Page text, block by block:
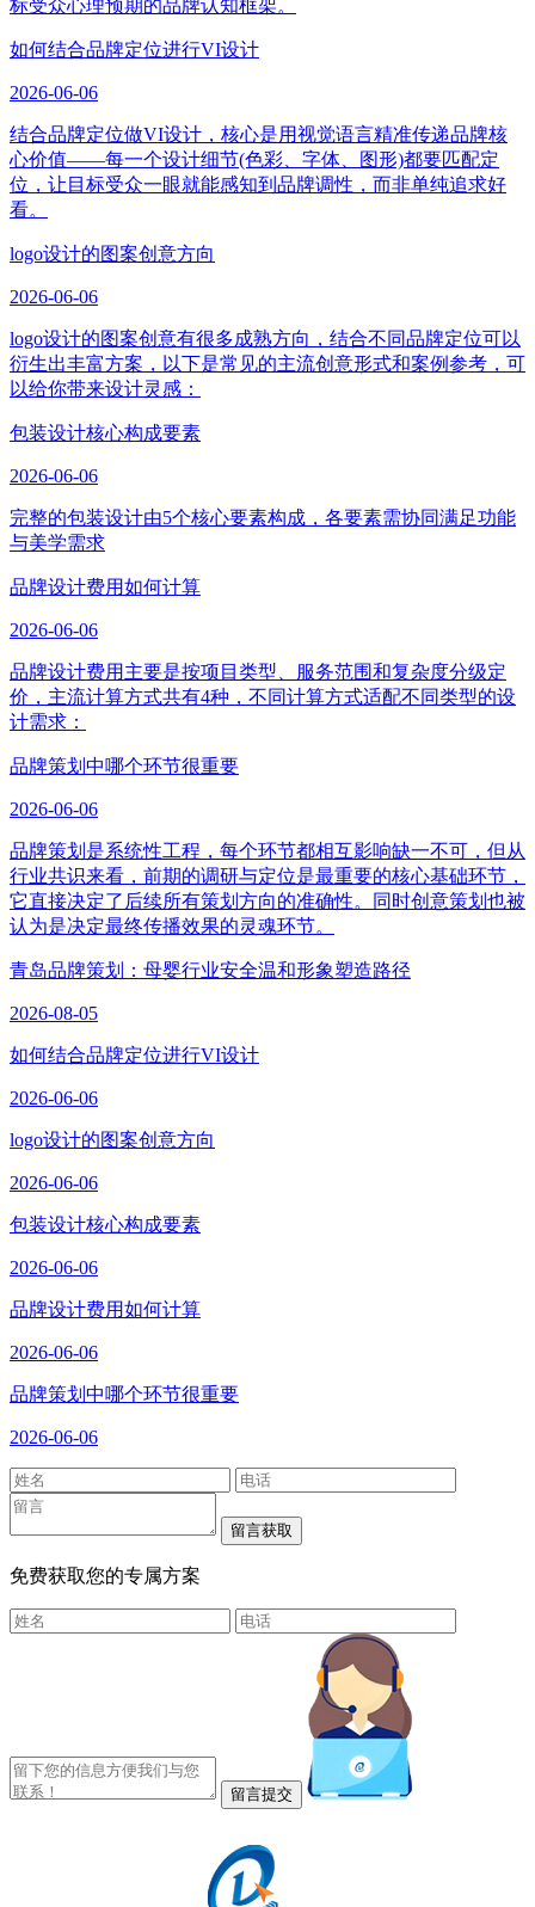
标受众心理预期的品牌认知框架。
如何结合品牌定位进行VI设计
2026-06-06
结合品牌定位做VI设计，核心是用视觉语言精准传递品牌核
心价值——每一个设计细节(色彩、字体、图形)都要匹配定
位，让目标受众一眼就能感知到品牌调性，而非单纯追求好
看。
logo设计的图案创意方向
2026-06-06
logo设计的图案创意有很多成熟方向，结合不同品牌定位可以
衍生出丰富方案，以下是常见的主流创意形式和案例参考，可
以给你带来设计灵感：
包装设计核心构成要素
2026-06-06
完整的包装设计由5个核心要素构成，各要素需协同满足功能
与美学需求
品牌设计费用如何计算
2026-06-06
品牌设计费用主要是按项目类型、服务范围和复杂度分级定
价，主流计算方式共有4种，不同计算方式适配不同类型的设
计需求：
品牌策划中哪个环节很重要
2026-06-06
品牌策划是系统性工程，每个环节都相互影响缺一不可，但从
行业共识来看，前期的调研与定位是最重要的核心基础环节，
它直接决定了后续所有策划方向的准确性。同时创意策划也被
认为是决定最终传播效果的灵魂环节。
青岛品牌策划：母婴行业安全温和形象塑造路径
2026-08-05
如何结合品牌定位进行VI设计
2026-06-06
logo设计的图案创意方向
2026-06-06
包装设计核心构成要素
2026-06-06
品牌设计费用如何计算
2026-06-06
品牌策划中哪个环节很重要
2026-06-06
免费获取您的专属方案